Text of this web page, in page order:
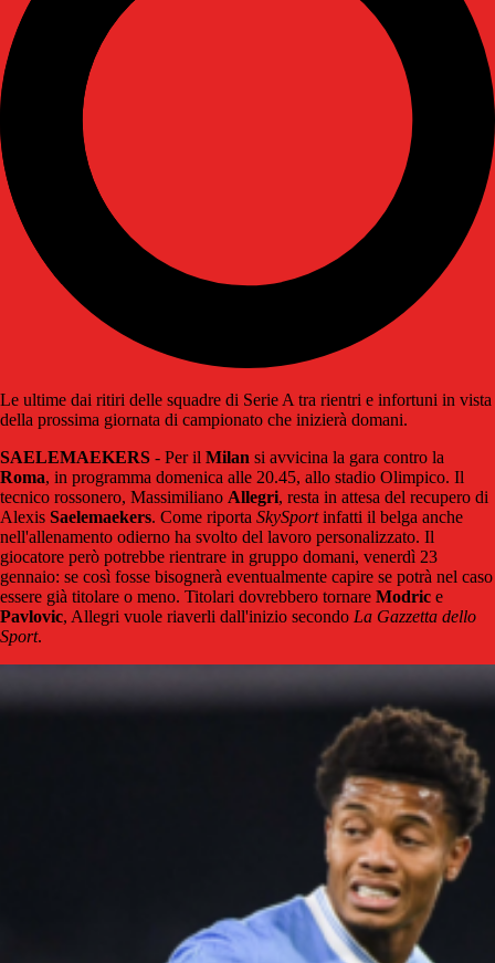
Le ultime dai ritiri delle squadre di Serie A tra rientri e infortuni in vista
della prossima giornata di campionato che inizierà domani.
SAELEMAEKERS - Per il Milan si avvicina la gara contro la
Roma, in programma domenica alle 20.45, allo stadio Olimpico. Il
tecnico rossonero, Massimiliano Allegri, resta in attesa del recupero di
Alexis Saelemaekers. Come riporta SkySportinfatti il belga anche
nell'allenamento odierno ha svolto del lavoro personalizzato. Il
giocatore però potrebbe rientrare in gruppo domani, venerdì 23
gennaio: se così fosse bisognerà eventualmente capire se potrà nel caso
essere già titolare o meno. Titolari dovrebbero tornare Modric e
Pavlovic, Allegri vuole riaverli dall'inizio secondo La Gazzetta dello
Sport.